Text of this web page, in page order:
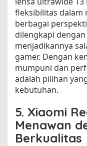
fleksibilitas dalam
berbagai
dilengkapi
menjadikannya
gamer. Dengan
mumpuni dan
adalah pilihan
kebutuhan.
5. Xiaomi
Menawan
Berkualitas